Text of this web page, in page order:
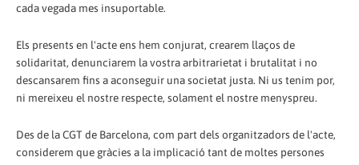
cada vegada mes insuportable.
Els presents en l'acte ens hem conjurat, crearem llaços de
solidaritat, denunciarem la vostra arbitrarietat i brutalitat i no
descansarem fins a aconseguir una societat justa. Ni us tenim por,
ni mereixeu el nostre respecte, solament el nostre menyspreu.
Des de la CGT de Barcelona, com part dels organitzadors de l'acte,
considerem que gràcies a la implicació tant de moltes persones